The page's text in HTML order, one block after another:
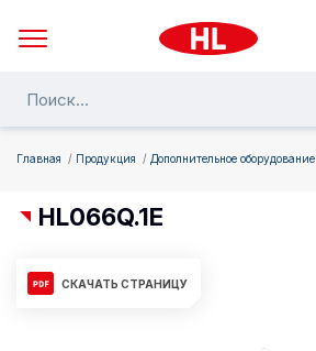
Главная Продукция Дополнительное оборудование
HL066Q.1E
СКАЧАТЬ СТРАНИЦУ